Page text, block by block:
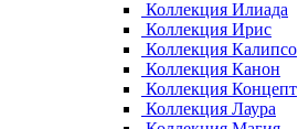
Коллекция Илиада
Коллекция Ирис
Коллекция Калипсо
Коллекция Канон
Коллекция Концепт
Коллекция Лаура